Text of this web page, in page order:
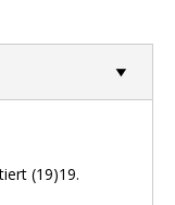
(19)19.